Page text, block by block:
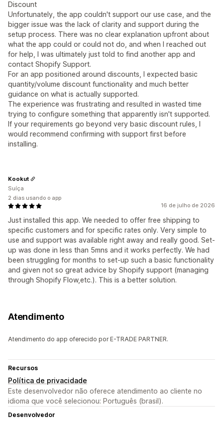
Discount
Unfortunately, the app couldn't support our use case, and the
bigger issue was the lack of clarity and support during the
setup process. There was no clear explanation upfront about
what the app could or could not do, and when I reached out
for help, I was ultimately just told to find another app and
contact Shopify Support.
For an app positioned around discounts, I expected basic
quantity/volume discount functionality and much better
guidance on what is actually supported.
The experience was frustrating and resulted in wasted time
trying to configure something that apparently isn't supported.
If your requirements go beyond very basic discount rules, I
would recommend confirming with support first before
installing.
16 de julho de 2026
Just installed this app. We needed to offer free shipping to
specific customers and for specific rates only. Very simple to
use and support was available right away and really good. Set-
up was done in less than 5mns and it works perfectly. We had
been struggling for months to set-up such a basic functionality
and given not so great advice by Shopify support (managing
through Shopify Flow,etc.). This is a better solution.
Kookut
Suíça
2 dias usando o app
Atendimento
Atendimento do app oferecido por E-TRADE PARTNER.
Recursos
Política de privacidade
Este desenvolvedor não oferece atendimento ao cliente no
idioma que você selecionou: Português (brasil).
Desenvolvedor